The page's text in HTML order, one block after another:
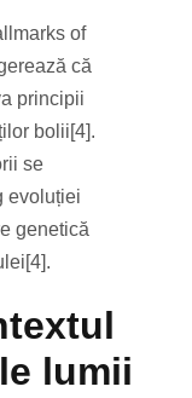
of
că
principii
bolii[4].
se
evoluției
genetică
lumii